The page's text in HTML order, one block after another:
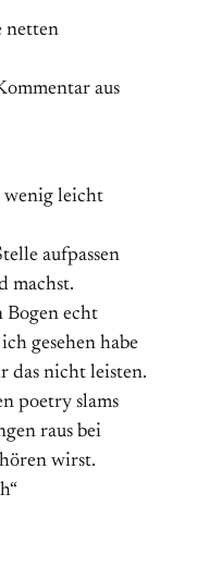
netten
aus
wenig leicht
aufpassen
machst.
Bogen echt
gesehen habe
das nicht leisten.
poetry slams
raus bei
wirst.